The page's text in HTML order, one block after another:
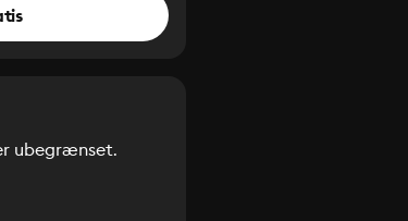
ubegrænset.